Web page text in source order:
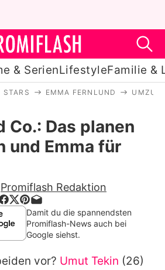
& SerienLifestyleFamilie &
Stars
Filme & Serien
Lifestyle
& Liebe
Exklusiv
STARS EMMA FERNLUND UMZUG
Co.: Das planen
und Emma für
Promiflash Redaktion
Damit du die spannendsten
Promiflash-News auch bei
Google siehst.
vor? Umut Tekin (26)